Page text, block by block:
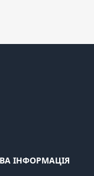
ІНФОРМАЦІЯ